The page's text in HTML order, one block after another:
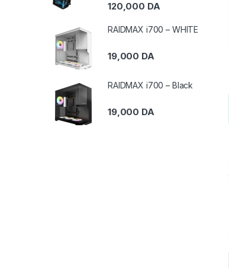
120,000 DA
RAIDMAX i700 – WHITE
19,000 DA
RAIDMAX i700 – Black
19,000 DA